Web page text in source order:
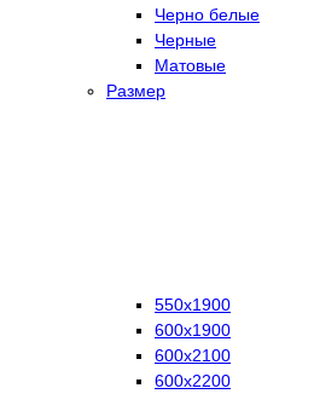
Черно белые
Черные
Матовые
Размер
550х1900
600х1900
600х2100
600х2200